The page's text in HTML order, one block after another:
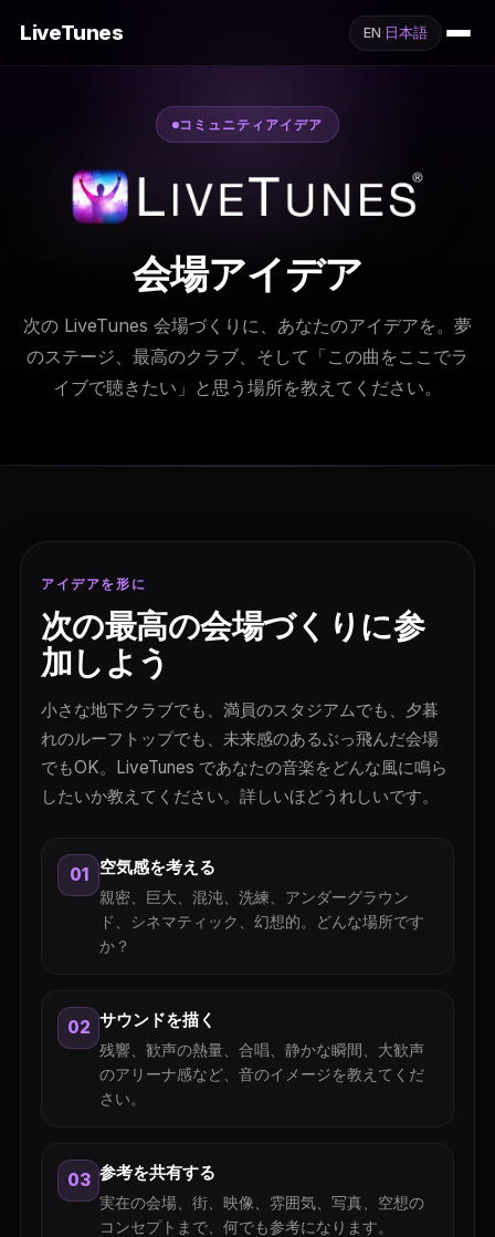
LiveTunes EN· 日本語
コミュニティアイデア
会場アイデア
次の LiveTunes 会場づくりに、あなたのアイデアを。夢
のステージ、最高のクラブ、そして「この曲をここでラ
イブで聴きたい」と思う場所を教えてください。
アイデアを形に
次の最高の会場づくりに参
加しよう
小さな地下クラブでも、満員のスタジアムでも、夕暮
れのルーフトップでも、未来感のあるぶっ飛んだ会場
でもOK。LiveTunes であなたの音楽をどんな風に鳴ら
したいか教えてください。詳しいほどうれしいです。
01 空気感を考える
親密、巨大、混沌、洗練、アンダーグラウン
ド、シネマティック、幻想的。どんな場所です
か？
02 サウンドを描く
残響、歓声の熱量、合唱、静かな瞬間、大歓声
のアリーナ感など、音のイメージを教えてくだ
さい。
03 参考を共有する
実在の会場、街、映像、雰囲気、写真、空想の
コンセプトまで、何でも参考になります。